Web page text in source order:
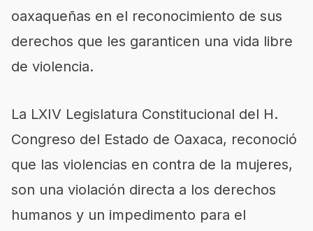
oaxaqueñas en el reconocimiento de sus
derechos que les garanticen una vida libre
de violencia.
La LXIV Legislatura Constitucional del H.
Congreso del Estado de Oaxaca, reconoció
que las violencias en contra de la mujeres,
son una violación directa a los derechos
humanos y un impedimento para el